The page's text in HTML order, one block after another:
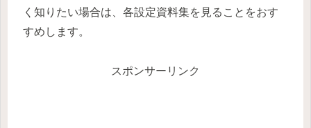
く知りたい場合は、各設定資料集を見ることをおす
すめします。
スポンサーリンク